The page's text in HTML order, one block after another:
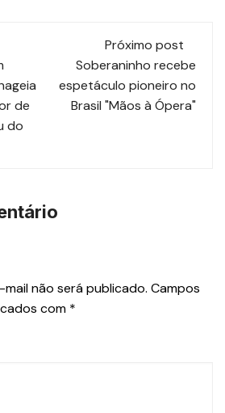
de
do
Próximo post
Soberaninho recebe
espetáculo pioneiro no
Brasil "Mãos à Ópera"
não será publicado. Campos
com *